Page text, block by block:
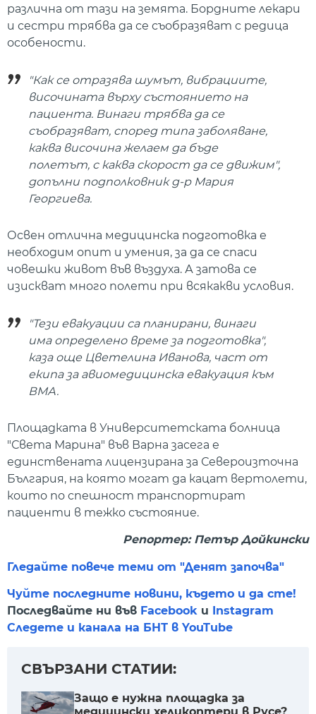
различна от тази на земята. Бордните лекари
и сестри трябва да се съобразяват с редица
особености.
"Как се отразява шумът, вибрациите,
височината върху състоянието на
пациента. Винаги трябва да се
съобразяват, според типа заболяване,
каква височина желаем да бъде
полетът, с каква скорост да се движим",
допълни подполковник д-р Мария
Георгиева.
Освен отлична медицинска подготовка е
необходим опит и умения, за да се спаси
човешки живот във въздуха. А затова се
изискват много полети при всякакви условия.
"Тези евакуации са планирани, винаги
има определено време за подготовка",
каза още Цветелина Иванова, част от
екипа за авиомедицинска евакуация към
ВМА.
Площадката в Университетската болница
"Света Марина" във Варна засега е
единствената лицензирана за Североизточна
България, на която могат да кацат вертолети,
които по спешност транспортират
пациенти в тежко състояние.
Репортер: Петър Дойкински
Гледайте повече теми от "Денят започва"
Чуйте последните новини, където и да сте!
Последвайте ни във Facebook и
Instagram
Следете и канала на БНТ в YouTube
СВЪРЗАНИ СТАТИИ:
Защо е нужна площадка за
медицински хеликоптери в Русе?